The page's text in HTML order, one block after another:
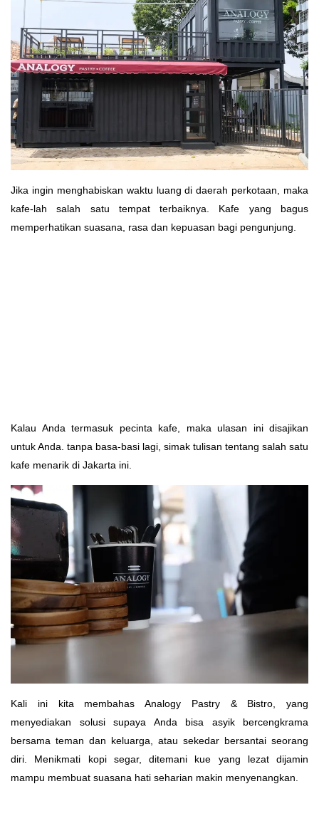
Jika ingin menghabiskan waktu luang di daerah perkotaan, maka
kafe-lah salah satu tempat terbaiknya. Kafe yang bagus
memperhatikan suasana, rasa dan kepuasan bagi pengunjung.
Kalau Anda termasuk pecinta kafe, maka ulasan ini disajikan
untuk Anda. tanpa basa-basi lagi, simak tulisan tentang salah satu
kafe menarik di Jakarta ini.
Kali ini kita membahas Analogy Pastry & Bistro, yang
menyediakan solusi supaya Anda bisa asyik bercengkrama
bersama teman dan keluarga, atau sekedar bersantai seorang
diri. Menikmati kopi segar, ditemani kue yang lezat dijamin
mampu membuat suasana hati seharian makin menyenangkan.